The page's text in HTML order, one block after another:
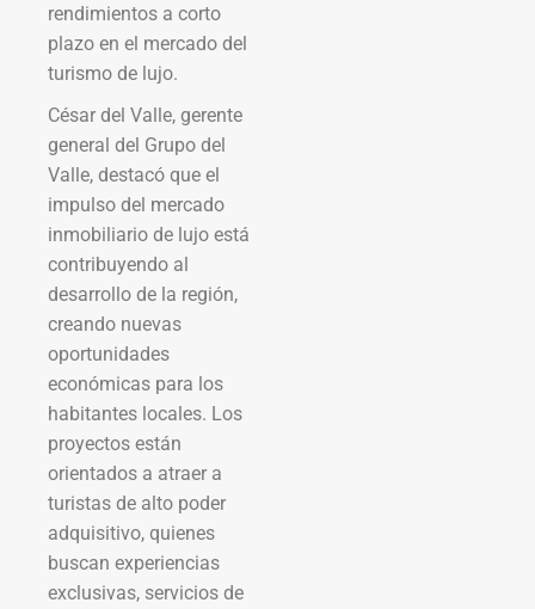
rendimientos a corto
plazo en el mercado del
turismo de lujo.
César del Valle, gerente
general del Grupo del
Valle, destacó que el
impulso del mercado
inmobiliario de lujo está
contribuyendo al
desarrollo de la región,
creando nuevas
oportunidades
económicas para los
habitantes locales. Los
proyectos están
orientados a atraer a
turistas de alto poder
adquisitivo, quienes
buscan experiencias
exclusivas, servicios de